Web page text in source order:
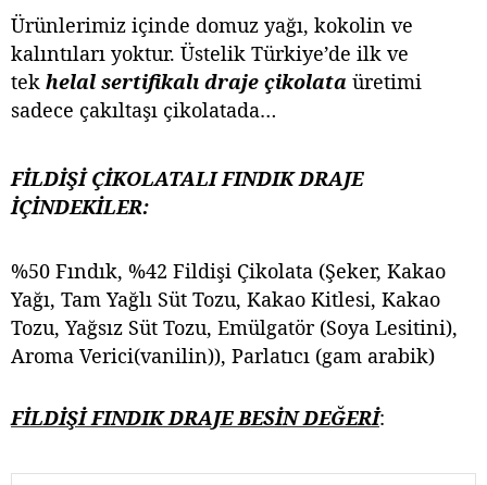
Ürünlerimiz içinde domuz yağı, kokolin ve
kalıntıları yoktur. Üstelik Türkiye’de ilk ve
tek helal sertifikalı draje çikolata üretimi
sadece çakıltaşı çikolatada…
FİLDİŞİ ÇİKOLATALI FINDIK DRAJE
İÇİNDEKİLER:
%50 Fındık, %42 Fildişi Çikolata (Şeker, Kakao
Yağı, Tam Yağlı Süt Tozu, Kakao Kitlesi, Kakao
Tozu, Yağsız Süt Tozu, Emülgatör (Soya Lesitini),
Aroma Verici(vanilin)), Parlatıcı (gam arabik)
FİLDİŞİ FINDIK DRAJE BESİN DEĞERİ: